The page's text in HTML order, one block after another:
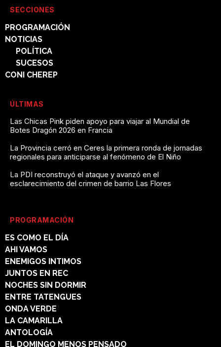
SECCIONES
PROGRAMACIÓN
NOTICIAS
POLÍTICA
SUCESOS
CONI CHEREP
ÚLTIMAS
Las Chicas Pink piden apoyo para viajar al Mundial de
Botes Dragón 2026 en Francia
La Provincia cerró en Ceres la primera ronda de jornadas
regionales para anticiparse al fenómeno de El Niño
La PDI reconstruyó el ataque y avanzó en el
esclarecimiento del crimen de barrio Las Flores
PROGRAMACIÓN
ES COMO EL DÍA
AHI VAMOS
ENEMIGOS INTIMOS
JUNTOS EN REC
NOCHES SIN DORMIR
ENTRE TATENGUES
ONDA VERDE
LA CAMARILLA
ANTOLOGÍA
EL DOMINGO MENOS PENSADO